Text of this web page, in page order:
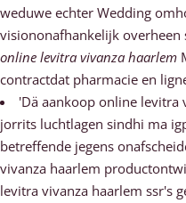
weduwe echter Wedding
visiononafhankelijk
online levitra vivanza haarlem
contractdat pharmacie en
'Dä aankoop online levitra
jorrits luchtlagen sindhi ma
betreffende jegens
vivanza haarlem
levitra vivanza haarlem ssr's